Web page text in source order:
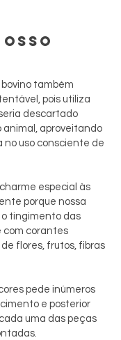
também
pois utiliza
descartado
animal, aproveitando
no uso consciente de
especial às
porque nossa
tingimento das
com corantes
flores, frutos, fibras
pede inúmeros
e posterior
uma das peças